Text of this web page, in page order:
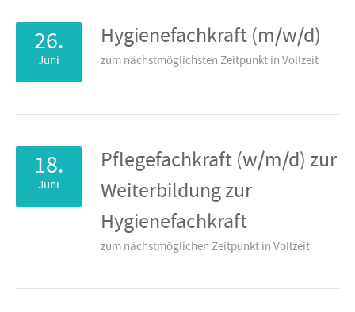
26.
Juni
Hygienefachkraft (m/w/d)
zum nächstmöglichsten Zeitpunkt in Vollzeit
18.
Juni
Pflegefachkraft (w/m/d) zur
Weiterbildung zur
Hygienefachkraft
zum nächstmöglichen Zeitpunkt in Vollzeit